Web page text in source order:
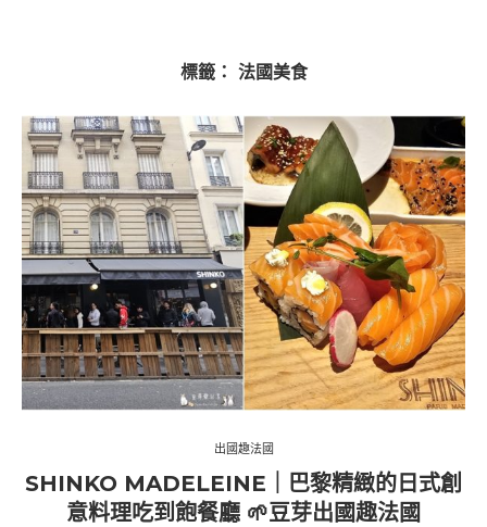
標籤： 法國美食
出國趣法國
SHINKO MADELEINE｜巴黎精緻的日式創
意料理吃到飽餐廳 🌱豆芽出國趣法國